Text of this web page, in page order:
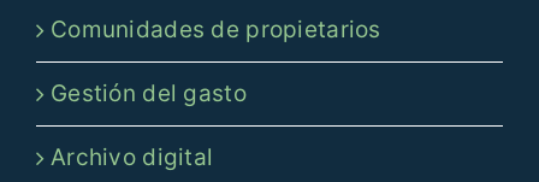
Comunidades de propietarios
Gestión del gasto
Archivo digital